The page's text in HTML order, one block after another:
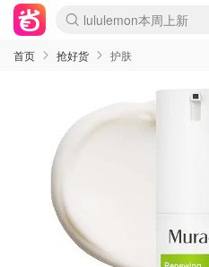
lululemon本周上新
Sasa美妆护肤3.5折
SSENSE年中3折
FreshBeauty好价汇总
Cettire降价+叠9折
Farfetch折上8折
WWS Coles超市实拍
viagogo二手票捡漏
Myer清仓1折起
The Outnet奢牌1折起
David Jones 3折起
Flannels大牌1折
Perfumes Club护肤1折
AMIRO返校季6.2折
Oweek抽奖送Airpods
Amazon折扣汇总
eToro入金$200送$50
Amazon数码好物
ICONIC本周7.5折
ThedoubleF高奢地板价
Moose Knuckles 6折
丝芙兰5折起
EUFY官网3.7折起
Selenichast首饰2折
Trip机票酒店促销
YSL送5件彩妆礼
Amazon家居好物
BIGBANG巡演开票
David Jones时尚3折
Amazon美妆护肤
雅漾大喷$8
过敏原检测盒$33
伊索独家赠50ml沐浴露
科颜氏送高保湿面霜
SEALIFE海洋馆门票6折
丝塔芙大白罐$16
订阅Newsletter送香薰
Cult Beauty 6.8折
Harrods圣诞日历2.3折
LN-CC奢牌私促3折
d'Alba空姐喷雾$16
EVE LOM套装逆天2折
Bernardelli独家4折
Adore Beauty 6折起
CT圣诞日历
Mytheresa奢品2.7折
首页 抢好货 护肤